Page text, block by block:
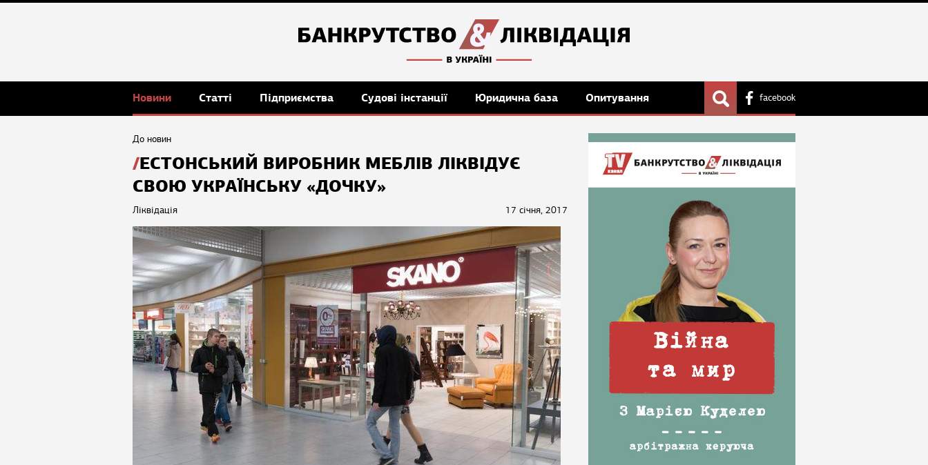
Новини Статті Підприємства Судові інстанції Юридична база Опитування facebook
До новин
ЕСТОНСЬКИЙ ВИРОБНИК МЕБЛІВ ЛІКВІДУЄ
СВОЮ УКРАЇНСЬКУ «ДОЧКУ»
17 січня, 2017
Ліквідація